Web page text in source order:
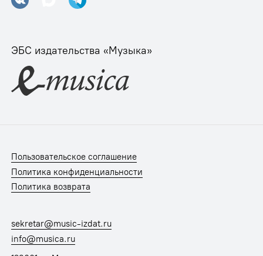
ЭБС издательства «Музыка»
Пользовательское соглашение
Политика конфиденциальности
Политика возврата
sekretar@music-izdat.ru
info@musica.ru